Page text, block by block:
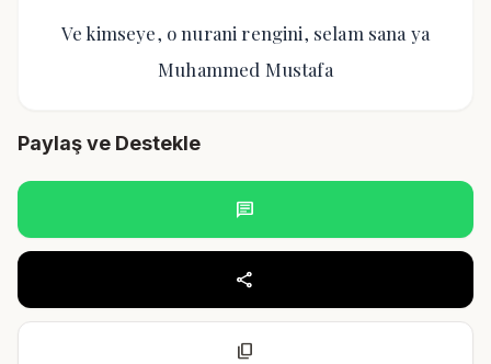
Ve kimseye, o nurani rengini, selam sana ya
Muhammed Mustafa
Paylaş ve Destekle
chat
share
content_copy